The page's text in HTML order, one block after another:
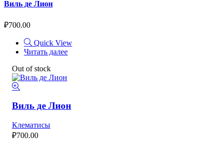
Виль де Лион
₽700.00
Quick View
Читать далее
Out of stock
Виль де Лион
Клематисы
₽700.00